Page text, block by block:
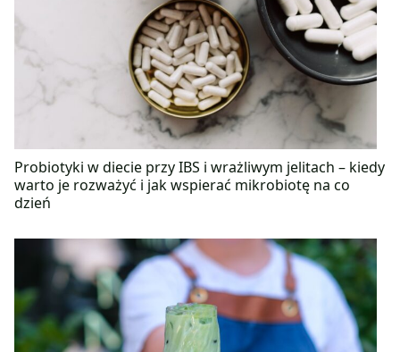
Probiotyki w diecie przy IBS i wrażliwym jelitach – kiedy
warto je rozważyć i jak wspierać mikrobiotę na co
dzień